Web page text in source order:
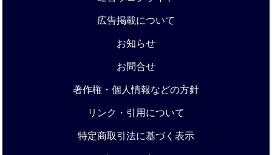
広告掲載について
お知らせ
お問合せ
著作権・個人情報などの方針
リンク・引用について
特定商取引法に基づく表示